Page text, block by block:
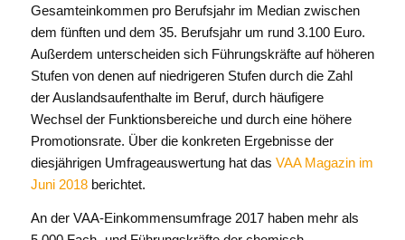
Gesamteinkommen pro Berufsjahr im Median zwischen
dem fünften und dem 35. Berufsjahr um rund 3.100 Euro.
Außerdem unterscheiden sich Führungskräfte auf höheren
Stufen von denen auf niedrigeren Stufen durch die Zahl
der Auslandsaufenthalte im Beruf, durch häufigere
Wechsel der Funktionsbereiche und durch eine höhere
Promotionsrate. Über die konkreten Ergebnisse der
diesjährigen Umfrageauswertung hat das VAA Magazin im
Juni 2018berichtet.
An der VAA-Einkommensumfrage 2017 haben mehr als